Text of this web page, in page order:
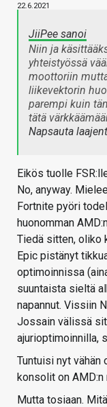
22.6.2021
JiiPee sanoi
Niin ja
yhteistyössä
moottoriin
liikevektorin
parempi kuin
tätä
Napsauta
Eikös tuolle
No, anyway.
Fortnite pyöri
huonomman
Tiedä sitten, oliko
Epic pistänyt
optimoinnissa
suuntaista sieltä
napannut. Vissiin
Jossain välissä
ajurioptimoinnilla,
Tuntuisi nyt vähän
konsolit on AMD:n
Mutta tosiaan.